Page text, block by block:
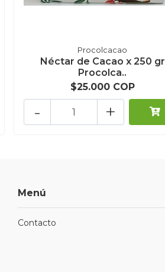
Procolcacao
Néctar de Cacao x 250 gr
Procolca..
$25.000 COP
+
-
Menú
Contacto